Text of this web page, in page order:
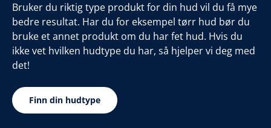
Bruker du riktig type produkt for din hud vil du få mye
bedre resultat. Har du for eksempel tørr hud bør du
bruke et annet produkt om du har fet hud. Hvis du
ikke vet hvilken hudtype du har, så hjelper vi deg med
det!
Finn din hudtype